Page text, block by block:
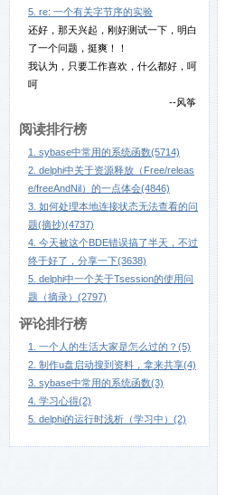
5. re: 一个有关字节序的实验
还好，那天兴起，刚好测试一下，明白
了一个问题，挺爽！！
我认为，只要工作喜欢，什么都好，呵
呵
--风筝
阅读排行榜
1. sybase中常用的系统函数(5714)
2. delphi中关于资源释放（Free/releas
e/freeAndNil）的一点体会(4846)
3. 如何处理本地连接状态无法查看的问
题(摘抄)(4737)
4. 今天被这个BDE错误搞了半天，不过
终于好了，分享一下(3638)
5. delphi中一个关于Tsession的使用问
题（摘录）(2797)
评论排行榜
1. 一个人的生活大家是怎么过的？(5)
2. 制作u盘启动搜到资料，拿来共享(4)
3. sybase中常用的系统函数(3)
4. 学习心得(2)
5. delphi的运行时浅析（学习中）(2)